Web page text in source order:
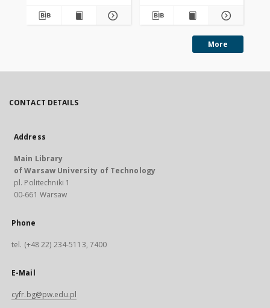
More
CONTACT DETAILS
Address
Main Library
of Warsaw University of Technology
pl. Politechniki 1
00-661 Warsaw
Phone
tel. (+48 22) 234-5113, 7400
E-Mail
cyfr.bg@pw.edu.pl